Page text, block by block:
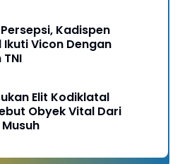
Kadispen
Vicon Dengan
Elit Kodiklatal
Obyek Vital Dari